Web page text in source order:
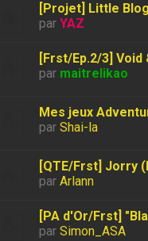
[Projet] Little
par YAZ
[Frst/Ep.2/3]
par maitrelikao
Mes jeux
par Shai-la
[QTE/Frst] Jorry
par Arlann
[PA d'Or/Frst]
par Simon_ASA